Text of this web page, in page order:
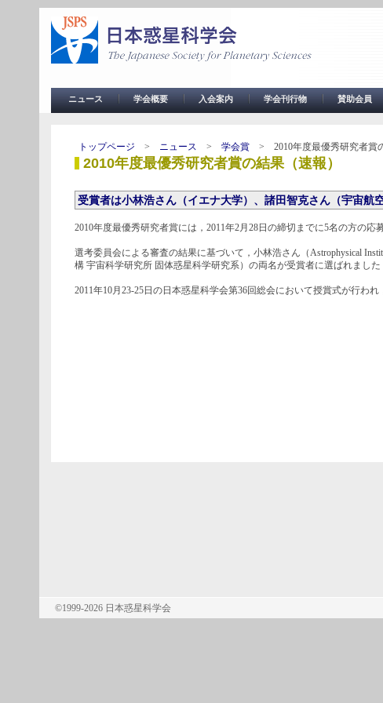
ニュース 学会概要 入会案内 学会刊行物 賛助会員
トップページ > ニュース > 学会賞 > 2010年度最優秀研究者賞
2010年度最優秀研究者賞の結果（速報）
受賞者は小林浩さん（イエナ大学）、諸田智克さん（宇宙航
2010年度最優秀研究者賞には，2011年2月28日の締切までに5名の方の応
選考委員会による審査の結果に基づいて，小林浩さん（Astrophysical
構 宇宙科学研究所 固体惑星科学研究系）の両名が受賞者に選ばれました
2011年10月23-25日の日本惑星科学会第36回総会において授賞式が行わ
©1999-2026 日本惑星科学会